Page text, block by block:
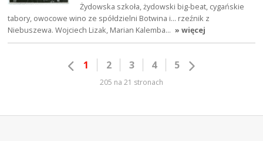
Żydowska szkoła, żydowski big-beat, cygańskie
tabory, owocowe wino ze spółdzielni Botwina i… rzeźnik z
Niebuszewa. Wojciech Lizak, Marian Kalemba… » więcej
1 2 3 4 5
205 na 21 stronach